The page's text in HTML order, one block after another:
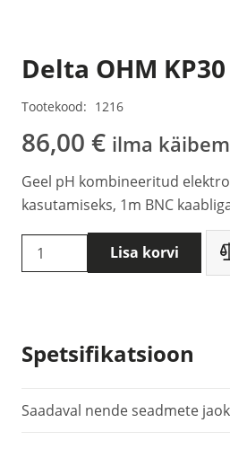
Delta OHM KP30
Tootekood: 1216
86,00 € ilma
Geel pH kombineeritud
kasutamiseks, 1m BNC
Delta
OHM
Lisa korvi
Spetsifikatsioon
Saadaval nende seadmete